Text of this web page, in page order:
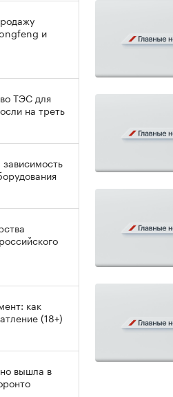
и
ТЭС для
на треть
как
(18+)
вышла в